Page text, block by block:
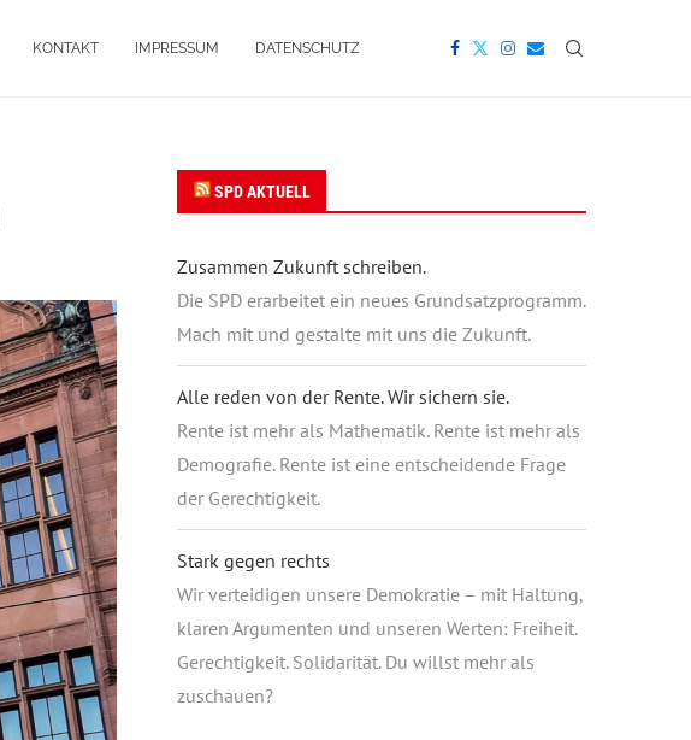
KONTAKT IMPRESSUM DATENSCHUTZ
SPD AKTUELL
Zusammen Zukunft schreiben.
Die SPD erarbeitet ein neues Grundsatzprogramm.
Mach mit und gestalte mit uns die Zukunft.
Alle reden von der Rente. Wir sichern sie.
Rente ist mehr als Mathematik. Rente ist mehr als
Demografie. Rente ist eine entscheidende Frage
der Gerechtigkeit.
Stark gegen rechts
Wir verteidigen unsere Demokratie – mit Haltung,
klaren Argumenten und unseren Werten: Freiheit.
Gerechtigkeit. Solidarität. Du willst mehr als
zuschauen?